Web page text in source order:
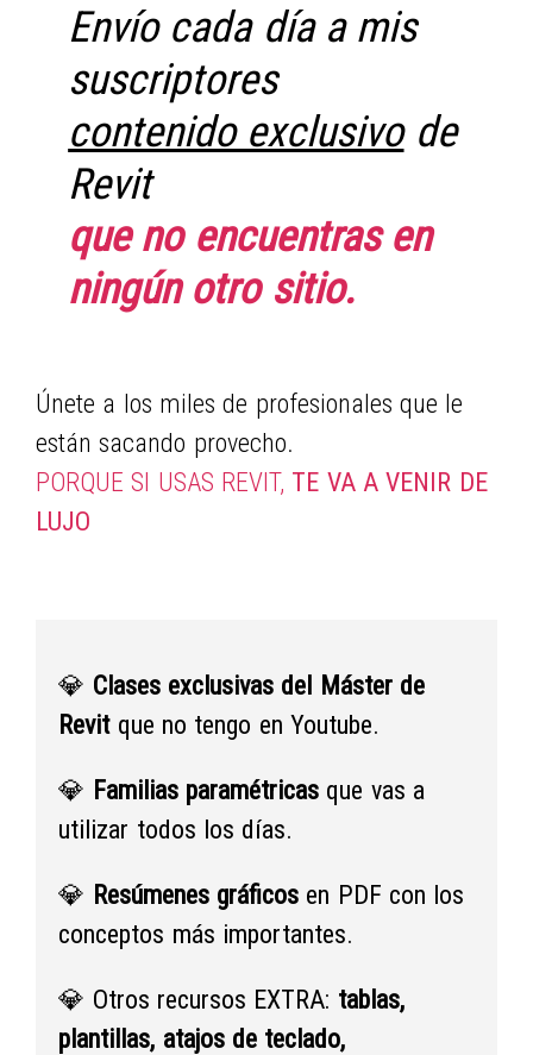
Envío cada día a mis
suscriptores
contenido exclusivode
Revit
que no encuentras en
ningún otro sitio.
Únete a los miles de profesionales que le
están sacando provecho.
PORQUE SI USAS REVIT, TE VA A VENIR DE
LUJO
💎 Clases exclusivas del Máster de
Revitque no tengo en Youtube.
💎 Familias paramétricas que vas a
utilizar todos los días.
💎 Resúmenes gráficos en PDF con los
conceptos más importantes.
💎 Otros recursos EXTRA: tablas,
plantillas, atajos de teclado,